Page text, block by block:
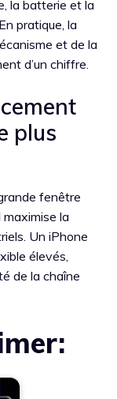
la batterie et la
pratique, la
et de la
d’un chiffre.
plus
fenêtre
maximise la
Un iPhone
élevés,
de la chaîne